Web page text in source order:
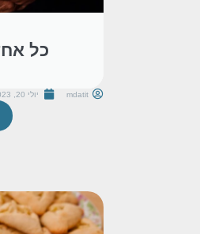
כל
mdatit יולי 20, 2023